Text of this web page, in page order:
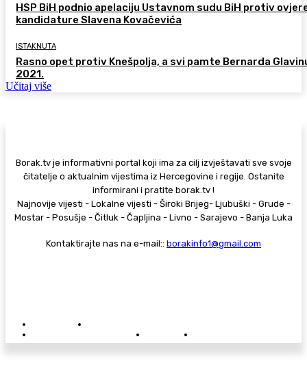
HSP BiH podnio apelaciju Ustavnom sudu BiH protiv
kandidature Slavena Kovačevića
ISTAKNUTA
Rasno opet protiv Knešpolja, a svi pamte Bernarda
2021.
Učitaj više
Borak.tv je informativni portal koji ima za cilj izvještavati sve svoje
čitatelje o aktualnim vijestima iz Hercegovine i regije. Ostanite
informirani i pratite borak.tv !
Najnovije vijesti - Lokalne vijesti - Široki Brijeg- Ljubuški - Grude -
Mostar - Posušje - Čitluk - Čapljina - Livno - Sarajevo - Banja Luka
Kontaktirajte nas na e-mail:: borakinfo1@gmail.com